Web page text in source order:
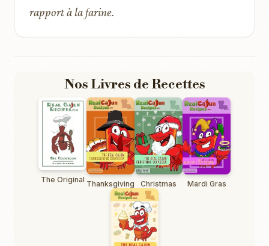
rapport à la farine.
Nos Livres de Recettes
The Original Thanksgiving Christmas Mardi Gras